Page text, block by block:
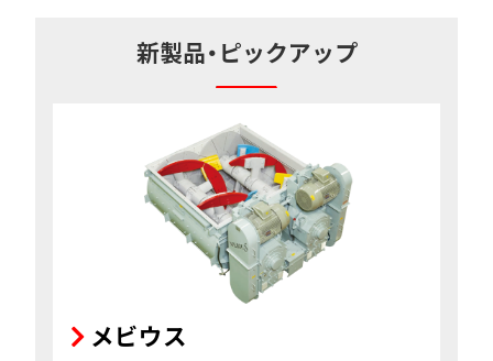
新製品・ピックアップ
メビウス